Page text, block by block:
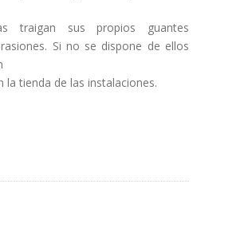
traigan sus propios guantes
Si no se dispone de ellos
la tienda de las instalaciones.